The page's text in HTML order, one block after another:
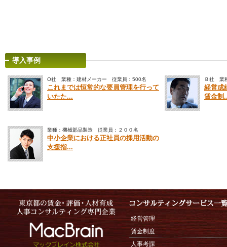
導入事例
O社 業種：建材メーカー 従業員：500名
これまでは恒常的な要員管理を行って
いたた...
Ｂ社 業
経営成
賃金制
業種：機械部品製造 従業員：２００名
中小企業における正社員の採用活動の
支援指...
経営管理
賃金制度
人事考課